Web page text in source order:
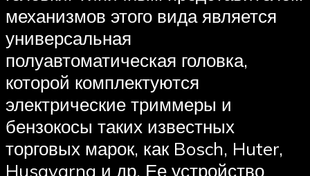
механизмов этого вида является
универсальная
полуавтоматическая головка,
которой комплектуются
электрические триммеры и
бензокосы таких известных
торговых марок, как Bosch, Huter,
Husqvarna и др. Ее устройство